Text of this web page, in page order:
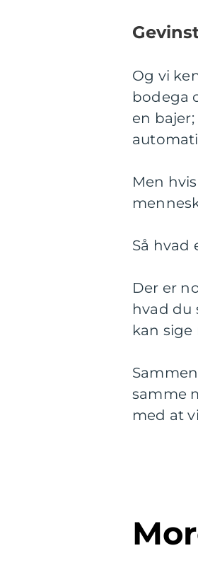
Og vi
bodega
en
Men
Så hvad
Der er
hvad du
kan
samme
med at